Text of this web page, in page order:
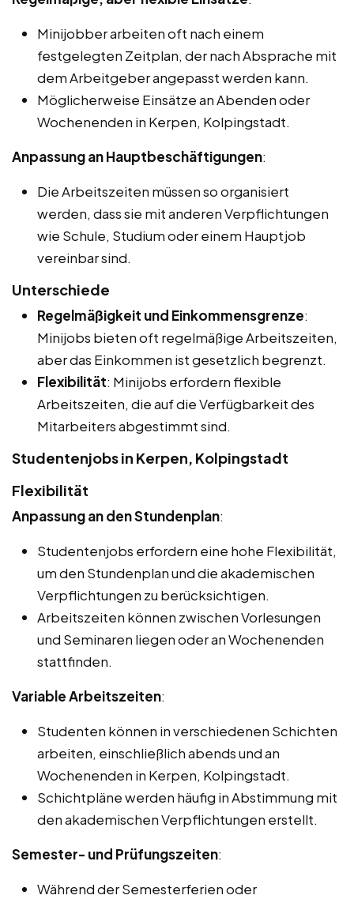
Minijobber arbeiten oft nach einem
festgelegten Zeitplan, der nach Absprache mit
dem Arbeitgeber angepasst werden kann.
Möglicherweise Einsätze an Abenden oder
Wochenenden in Kerpen, Kolpingstadt.
Anpassung an Hauptbeschäftigungen:
Die Arbeitszeiten müssen so organisiert
werden, dass sie mit anderen Verpflichtungen
wie Schule, Studium oder einem Hauptjob
vereinbar sind.
Unterschiede
Regelmäßigkeit und Einkommensgrenze:
Minijobs bieten oft regelmäßige Arbeitszeiten,
aber das Einkommen ist gesetzlich begrenzt.
Flexibilität: Minijobs erfordern flexible
Arbeitszeiten, die auf die Verfügbarkeit des
Mitarbeiters abgestimmt sind.
Studentenjobs in Kerpen, Kolpingstadt
Flexibilität
Anpassung an den Stundenplan:
Studentenjobs erfordern eine hohe Flexibilität,
um den Stundenplan und die akademischen
Verpflichtungen zu berücksichtigen.
Arbeitszeiten können zwischen Vorlesungen
und Seminaren liegen oder an Wochenenden
stattfinden.
Variable Arbeitszeiten:
Studenten können in verschiedenen Schichten
arbeiten, einschließlich abends und an
Wochenenden in Kerpen, Kolpingstadt.
Schichtpläne werden häufig in Abstimmung mit
den akademischen Verpflichtungen erstellt.
Semester- und Prüfungszeiten:
Während der Semesterferien oder